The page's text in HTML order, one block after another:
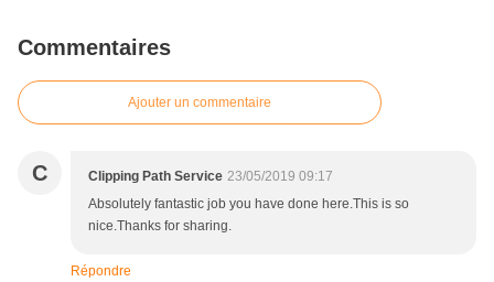
Commentaires
Ajouter un commentaire
C Clipping Path Service 23/05/2019 09:17
Absolutely fantastic job you have done here.This is so
nice.Thanks for sharing.
Répondre